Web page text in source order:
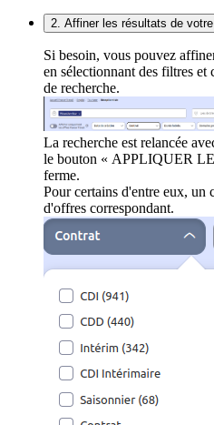
2. Affiner les résultats de
Si besoin, vous pouvez
en sélectionnant des filtres et
de recherche.
La recherche est relancée
le bouton « APPLIQUER
ferme.
Pour certains d'entre eux, un
d'offres correspondant.